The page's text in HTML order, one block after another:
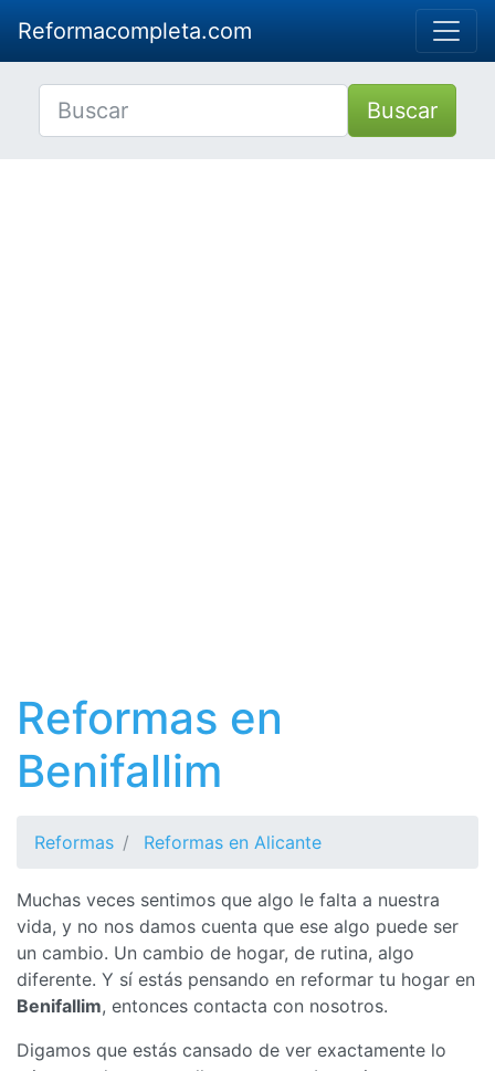
Reformacompleta.com
Buscar
Reformas en
Benifallim
Reformas Reformas en Alicante
Muchas veces sentimos que algo le falta a nuestra
vida, y no nos damos cuenta que ese algo puede ser
un cambio. Un cambio de hogar, de rutina, algo
diferente. Y sí estás pensando en reformar tu hogar en
Benifallim, entonces contacta con nosotros.
Digamos que estás cansado de ver exactamente lo